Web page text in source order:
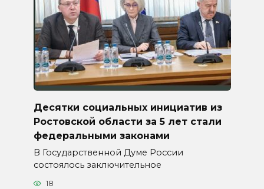
Десятки социальных инициатив из
Ростовской области за 5 лет стали
федеральными законами
В Государственной Думе России
состоялось заключительное
18